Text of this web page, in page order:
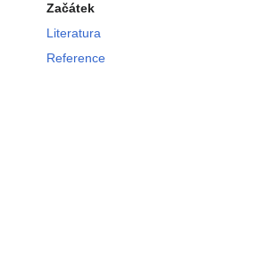
Začátek
Literatura
Reference